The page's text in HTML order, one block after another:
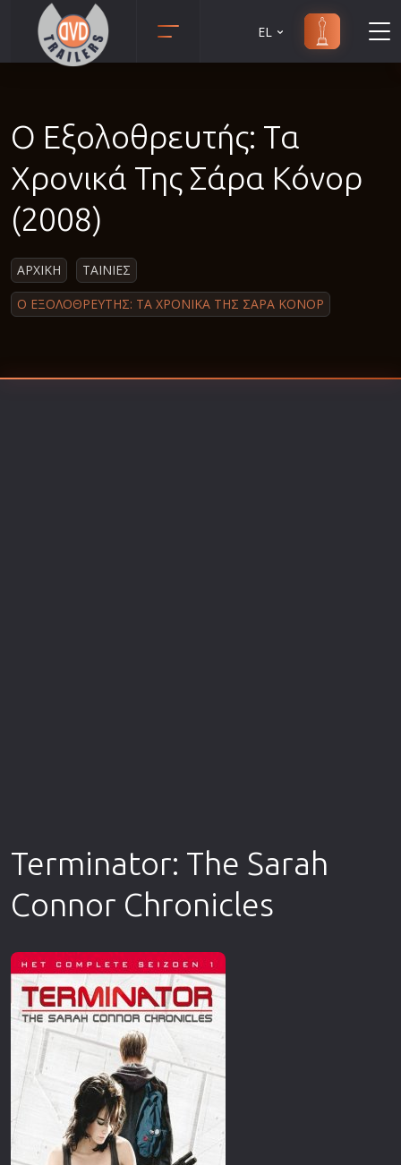
Αισθηματικές
Αισθησιακές
Αστυνομικές
Δραματικές
EL
Ο Εξολοθρευτής: Τα
Χρονικά Της Σάρα Κόνορ
(2008)
ΑΡΧΙΚΗ
ΤΑΙΝΙΕΣ
Ο ΕΞΟΛΟΘΡΕΥΤΗΣ: ΤΑ ΧΡΟΝΙΚΑ ΤΗΣ ΣΑΡΑ ΚΟΝΟΡ
Terminator: The Sarah
Connor Chronicles